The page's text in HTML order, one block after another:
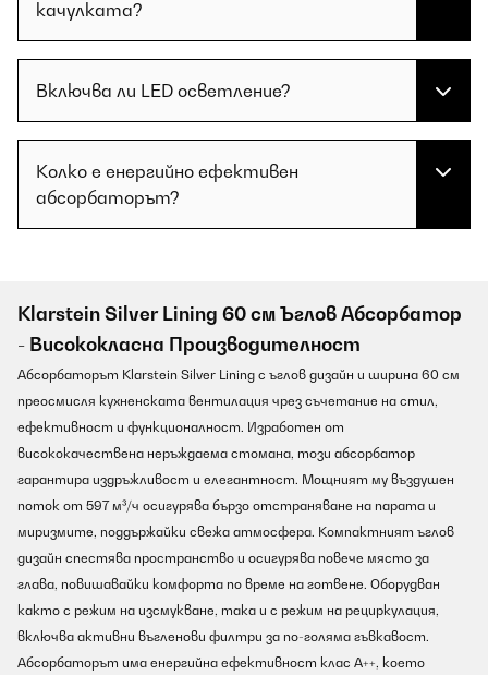
качулката?
Включва ли LED осветление?
Колко е енергийно ефективен
абсорбаторът?
Klarstein Silver Lining 60 см Ъглов Абсорбатор
- Висококласна Производителност
Абсорбаторът Klarstein Silver Lining с ъглов дизайн и ширина 60 см
преосмисля кухненската вентилация чрез съчетание на стил,
ефективност и функционалност. Изработен от
висококачествена неръждаема стомана, този абсорбатор
гарантира издръжливост и елегантност. Мощният му въздушен
поток от 597 м³/ч осигурява бързо отстраняване на парата и
миризмите, поддържайки свежа атмосфера. Компактният ъглов
дизайн спестява пространство и осигурява повече място за
глава, повишавайки комфорта по време на готвене. Оборудван
както с режим на изсмукване, така и с режим на рециркулация,
включва активни въгленови филтри за по-голяма гъвкавост.
Абсорбаторът има енергийна ефективност клас A++, което